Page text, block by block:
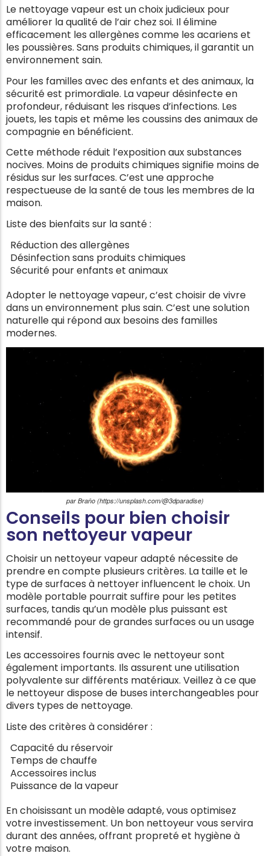
Le nettoyage vapeur est un choix judicieux pour
améliorer la qualité de l’air chez soi. Il élimine
efficacement les allergènes comme les acariens et
les poussières. Sans produits chimiques, il garantit un
environnement sain.
Pour les familles avec des enfants et des animaux, la
sécurité est primordiale. La vapeur désinfecte en
profondeur, réduisant les risques d’infections. Les
jouets, les tapis et même les coussins des animaux de
compagnie en bénéficient.
Cette méthode réduit l’exposition aux substances
nocives. Moins de produits chimiques signifie moins de
résidus sur les surfaces. C’est une approche
respectueuse de la santé de tous les membres de la
maison.
Liste des bienfaits sur la santé :
Réduction des allergènes
Désinfection sans produits chimiques
Sécurité pour enfants et animaux
Adopter le nettoyage vapeur, c’est choisir de vivre
dans un environnement plus sain. C’est une solution
naturelle qui répond aux besoins des familles
modernes.
par Braňo (https://unsplash.com/@3dparadise)
Conseils pour bien choisir
son nettoyeur vapeur
Choisir un nettoyeur vapeur adapté nécessite de
prendre en compte plusieurs critères. La taille et le
type de surfaces à nettoyer influencent le choix. Un
modèle portable pourrait suffire pour les petites
surfaces, tandis qu’un modèle plus puissant est
recommandé pour de grandes surfaces ou un usage
intensif.
Les accessoires fournis avec le nettoyeur sont
également importants. Ils assurent une utilisation
polyvalente sur différents matériaux. Veillez à ce que
le nettoyeur dispose de buses interchangeables pour
divers types de nettoyage.
Liste des critères à considérer :
Capacité du réservoir
Temps de chauffe
Accessoires inclus
Puissance de la vapeur
En choisissant un modèle adapté, vous optimisez
votre investissement. Un bon nettoyeur vous servira
durant des années, offrant propreté et hygiène à
votre maison.